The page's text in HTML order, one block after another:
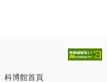
科博館首頁